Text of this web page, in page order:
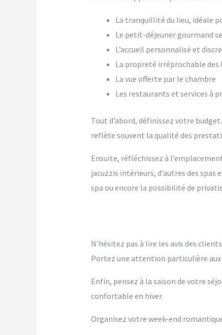
La tranquillité du lieu, idéale
Le petit-déjeuner gourmand
L’accueil personnalisé et
La propreté irréprochable des
La vue offerte par le chambre
Les restaurants et services à
Tout d’abord, définissez votre
reflète souvent la qualité des
Ensuite, réfléchissez à
jacuzzis intérieurs, d’autres des
spa ou encore la possibilité de
N’hésitez pas à lire les avis des
Portez une attention particulière
Enfin, pensez à la saison de votre
confortable en hiver.
Organisez votre week-end